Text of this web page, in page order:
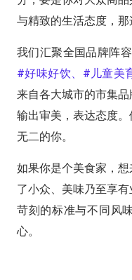
与精致的生活态度，那
我们汇聚全国品牌阵
#好味好饮、#儿童美
来自各大城市的市集
输出审美，表达态度
无二的你。
如果你是个美食家，
了小众、美味乃至享
苛刻的标准与不同风
心。